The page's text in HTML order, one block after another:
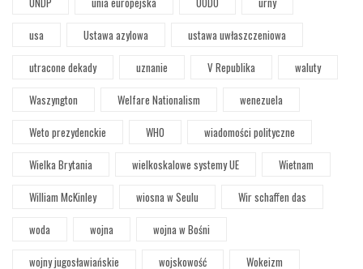
usa
Ustawa azylowa
ustawa uwłaszczeniowa
utracone dekady
uznanie V Republika
waluty
Waszyngton
Welfare Nationalism
wenezuela
Weto prezydenckie
WHO
wiadomości polityczne
Wielka Brytania
wielkoskalowe systemy UE
Wietnam
William McKinley
wiosna w Seulu
Wir schaffen das
woda
wojna
wojna w Bośni
wojny jugosławiańskie
wojskowość
Wokeizm